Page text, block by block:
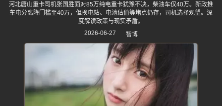
河北唐山重卡司机张国胜面对85万纯电重卡犹豫不决，柴油车仅40万。新政推
车电分离降门槛至40万，但换电站、电池估值等堵点仍存，司机选择观望。深
度解读政策与现实矛盾。
2026-06-27
智博